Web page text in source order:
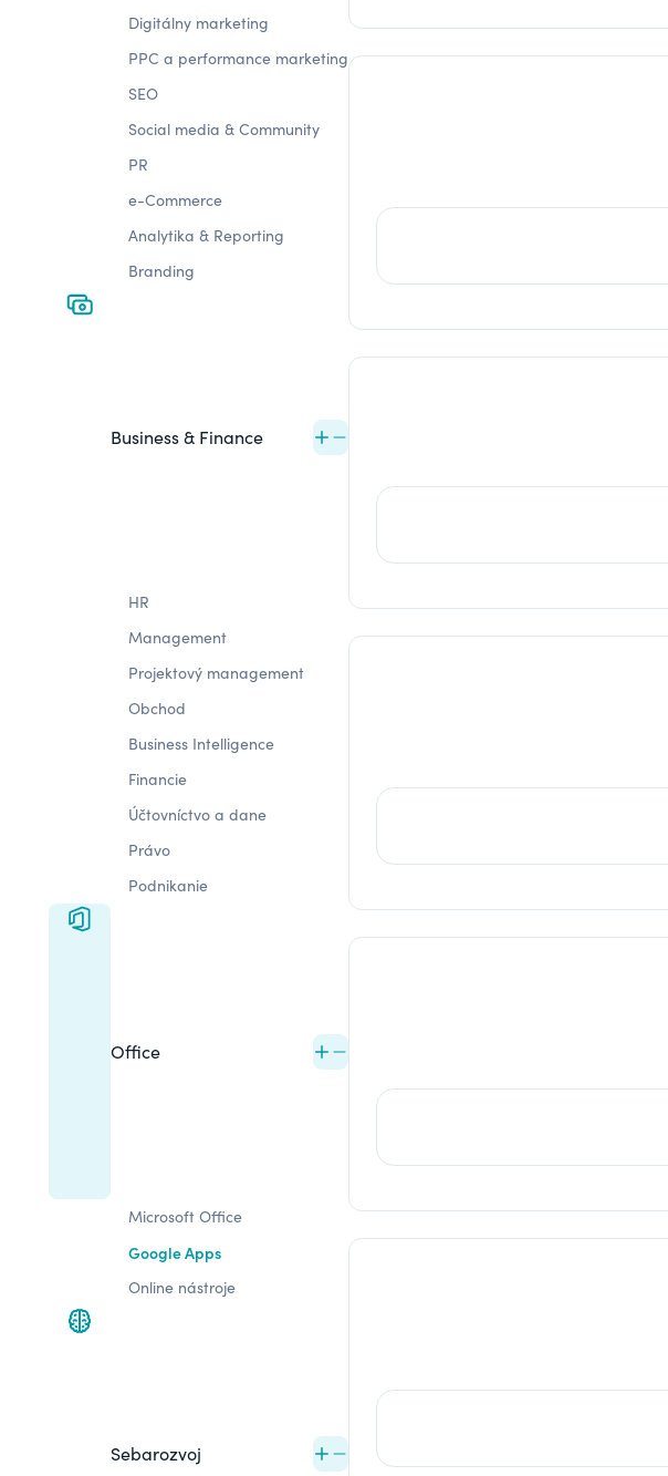
Digitálny marketing
PPC a performance marketing
SEO
Social media & Community
PR
e-Commerce
Analytika & Reporting
Branding
Business & Finance
HR
Management
Projektový management
Obchod
Business Intelligence
Financie
Účtovníctvo a dane
Právo
Podnikanie
Office
Microsoft Office
Google Apps
Online nástroje
Sebarozvoj